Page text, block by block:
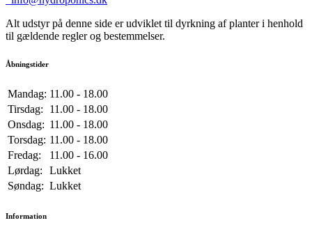
Alt udstyr på denne side er udviklet til dyrkning af planter i henhold
til gældende regler og bestemmelser.
Åbningstider
Mandag: 11.00 - 18.00
Tirsdag:
11.00 - 18.00
Onsdag: 11.00 - 18.00
Torsdag: 11.00 - 18.00
Fredag:
11.00 - 16.00
Lørdag:
Lukket
Søndag: Lukket
Information